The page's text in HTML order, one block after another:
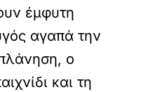
έμφυτη
αγαπά την
ο
και τη